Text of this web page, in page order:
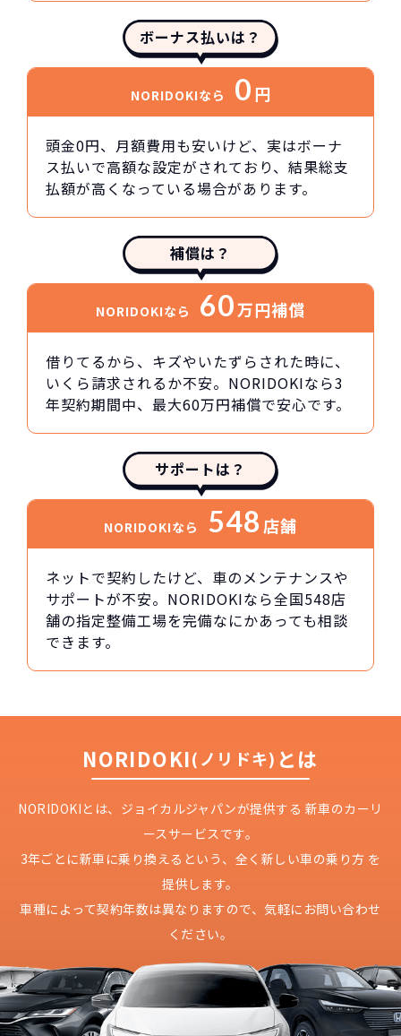
ボーナス払いは？
NORIDOKIなら 0円
頭金0円、月額費用も安いけど、実はボーナ
ス払いで高額な設定がされており、結果総支
払額が高くなっている場合があります。
補償は？
NORIDOKIなら 60万円補償
借りてるから、キズやいたずらされた時に、
いくら請求されるか不安。NORIDOKIなら3
年契約期間中、最大60万円補償で安心です。
サポートは？
NORIDOKIなら 548店舗
ネットで契約したけど、車のメンテナンスや
サポートが不安。NORIDOKIなら全国548店
舗の指定整備工場を完備なにかあっても相談
できます。
NORIDOKI(ノリドキ) とは
NORIDOKIとは、ジョイカルジャパンが提供する 新車のカーリ
ースサービスです。
3年ごとに新車に乗り換えるという、 全く新しい車の乗り方 を
提供します。
車種によって契約年数は異なりますので、気軽にお問い合わせ
ください。